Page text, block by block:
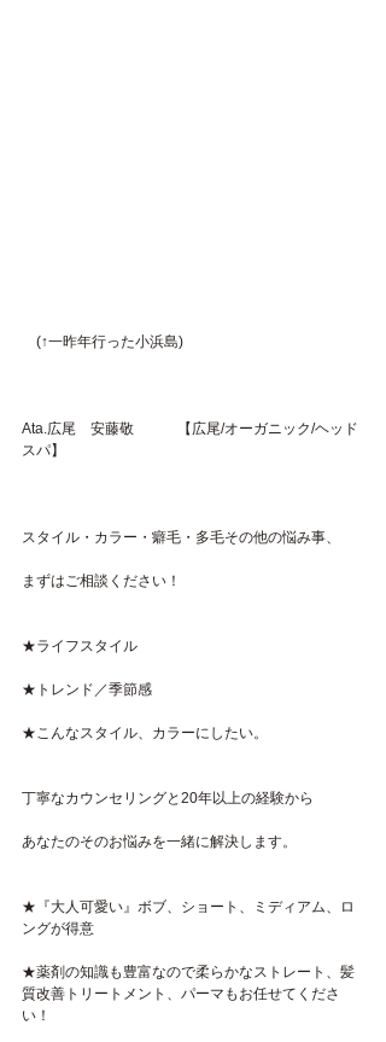
(↑一昨年行った小浜島)
Ata.広尾　安藤敬　　　【広尾/オーガニック/ヘッド
スパ】
スタイル・カラー・癖毛・多毛その他の悩み事、
まずはご相談ください！
★ライフスタイル
★トレンド／季節感
★こんなスタイル、カラーにしたい。
丁寧なカウンセリングと20年以上の経験から
あなたのそのお悩みを一緒に解決します。
★『大人可愛い』ボブ、ショート、ミディアム、ロ
ングが得意
★薬剤の知識も豊富なので柔らかなストレート、髪
質改善トリートメント、パーマもお任せてくださ
い！